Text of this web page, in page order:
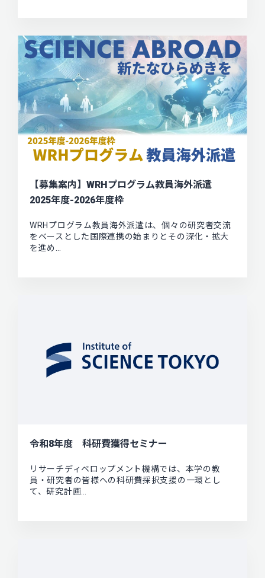
【募集案内】WRHプログラム教員海外派遣
2025年度-2026年度枠
WRHプログラム教員海外派遣は、個々の研究者交流
をベースとした国際連携の始まりとその深化・拡大
を進め…
令和8年度 科研費獲得セミナー
リサーチディベロップメント機構では、本学の教
員・研究者の皆様への科研費採択支援の一環とし
て、研究計画…